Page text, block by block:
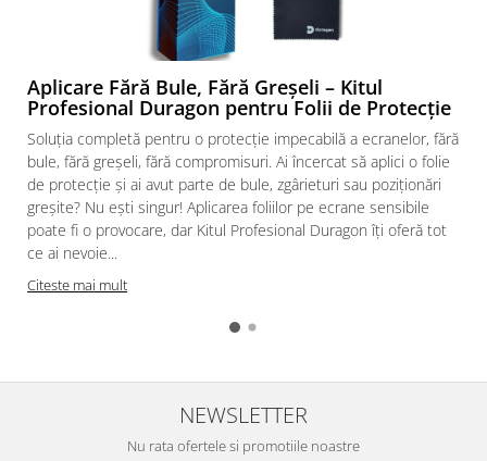
Aplicare Fără Bule, Fără Greșeli – Kitul
Profesional Duragon pentru Folii de Protecție
Soluția completă pentru o protecție impecabilă a ecranelor, fără
bule, fără greșeli, fără compromisuri. Ai încercat să aplici o folie
de protecție și ai avut parte de bule, zgârieturi sau poziționări
greșite? Nu ești singur! Aplicarea foliilor pe ecrane sensibile
poate fi o provocare, dar Kitul Profesional Duragon îți oferă tot
ce ai nevoie...
Citeste mai mult
NEWSLETTER
Nu rata ofertele si promotiile noastre